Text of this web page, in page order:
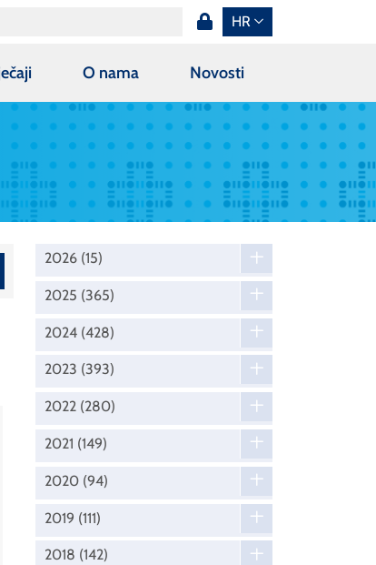
HR
O nama Novosti
2026 (15)
2025 (365)
2024 (428)
2023 (393)
2022 (280)
2021 (149)
2020 (94)
2019 (111)
2018 (142)